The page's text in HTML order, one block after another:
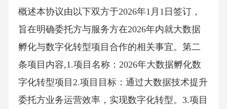
概述本协议由以下双方于2026年1月1日签订，
旨在明确委托方与服务方在2026年内就大数据
孵化与数字化转型项目合作的相关事宜。第二
条项目内容,1.项目名称：2026年大数据孵化数
字化转型项目2.项目目标：通过大数据技术提升
委托方业务运营效率，实现数字化转型。3.项目